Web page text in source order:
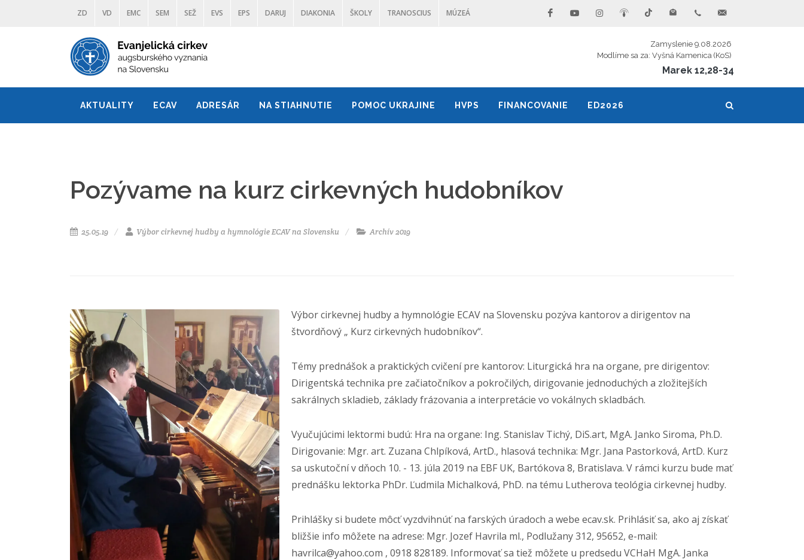
ZD VD EMC SEM SEŽ EVS EPS DARUJ DIAKONIA ŠKOLY TRANOSCIUS MÚZEÁ
Zamyslenie 9.08.2026
Modlíme sa za: Vyšná Kamenica (KoS)
Marek 12,28-34
AKTUALITY ECAV ADRESÁR NA STIAHNUTIE POMOC UKRAJINE HVPS FINANCOVANIE ED2026
Pozývame na kurz cirkevných hudobníkov
25.05.19 Výbor cirkevnej hudby a hymnológie ECAV na Slovensku Archív 2019
Výbor cirkevnej hudby a hymnológie ECAV na Slovensku pozýva kantorov a dirigentov na
štvordňový „ Kurz cirkevných hudobníkov“.
Témy prednášok a praktických cvičení pre kantorov: Liturgická hra na organe, pre dirigentov:
Dirigentská technika pre začiatočníkov a pokročilých, dirigovanie jednoduchých a zložitejších
sakrálnych skladieb, základy frázovania a interpretácie vo vokálnych skladbách.
Vyučujúcimi lektormi budú: Hra na organe: Ing. Stanislav Tichý, DiS.art, MgA. Janko Siroma, Ph.D.
Dirigovanie: Mgr. art. Zuzana Chlpíková, ArtD., hlasová technika: Mgr. Jana Pastorková, ArtD. Kurz
sa uskutoční v dňoch 10. - 13. júla 2019 na EBF UK, Bartókova 8, Bratislava. V rámci kurzu bude mať
prednášku lektorka PhDr. Ľudmila Michalková, PhD. na tému Lutherova teológia cirkevnej hudby.
Prihlášky si budete môcť vyzdvihnúť na farských úradoch a webe ecav.sk. Prihlásiť sa, ako aj získať
bližšie info môžete na adrese: Mgr. Jozef Havrila ml., Podlužany 312, 95652, e-mail:
havrilca@yahoo.com , 0918 828189. Informovať sa tiež môžete u predsedu VCHaH MgA. Janka